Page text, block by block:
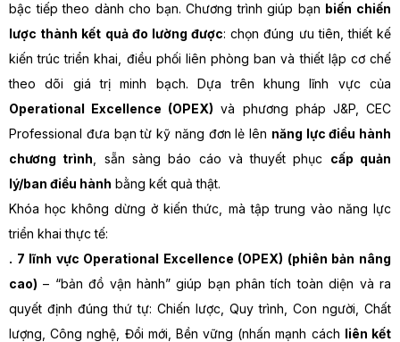
bậc tiếp theo dành cho bạn. Chương trình giúp bạn biến chiến
lược thành kết quả đo lường được: chọn đúng ưu tiên, thiết kế
kiến trúc triển khai, điều phối liên phòng ban và thiết lập cơ chế
theo dõi giá trị minh bạch. Dựa trên khung lĩnh vực của
Operational Excellence (OPEX) và phương pháp J&P, CEC
Professional đưa bạn từ kỹ năng đơn lẻ lên năng lực điều hành
chương trình , sẵn sàng báo cáo và thuyết phục cấp quản
lý/ban điều hành bằng kết quả thật.
Khóa học không dừng ở kiến thức, mà tập trung vào năng lực
triển khai thực tế:
. 7 lĩnh vực Operational Excellence (OPEX) (phiên bản nâng
cao) – “bản đồ vận hành” giúp bạn phân tích toàn diện và ra
quyết định đúng thứ tự: Chiến lược, Quy trình, Con người, Chất
lượng, Công nghệ, Đổi mới, Bền vững (nhấn mạnh cách liên kết